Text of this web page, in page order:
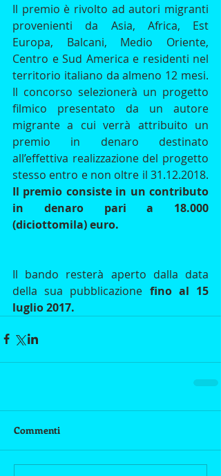
Il premio è rivolto ad autori migranti
provenienti da Asia, Africa, Est
Europa, Balcani, Medio Oriente,
Centro e Sud America e residenti nel
territorio italiano da almeno 12 mesi.
Il concorso selezionerà un progetto
filmico presentato da un autore
migrante a cui verrà attribuito un
premio in denaro destinato
all’effettiva realizzazione del progetto
Il premio consiste in un contributo
in denaro pari a 18.000
(diciottomila) euro.
Il bando resterà aperto dalla data
della sua pubblicazione fino al 15
luglio 2017.
Commenti